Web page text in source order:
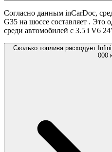
Согласно данным inCarDoc,
G35 на шоссе составляет . Это
среди автомобилей с 3.5 i V6
Сколько топлива расходует
000